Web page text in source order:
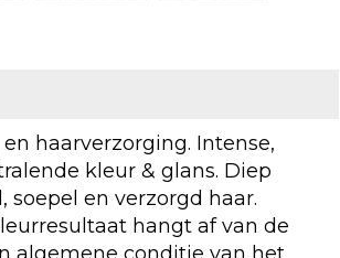
haarverzorging. Intense,
kleur & glans. Diep
soepel en verzorgd haar.
hangt af van de